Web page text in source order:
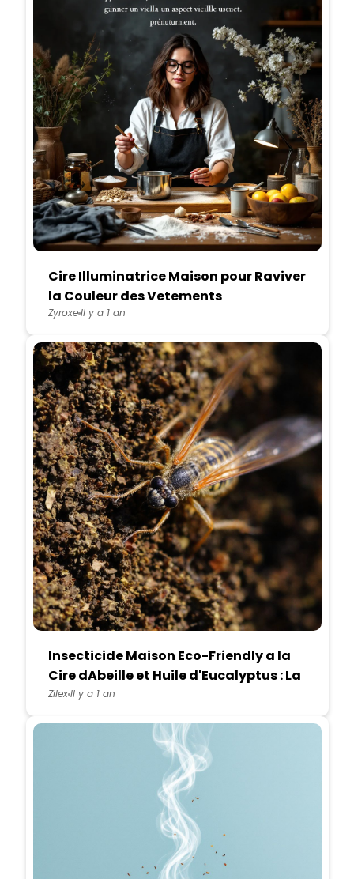
Cire Illuminatrice Maison pour Raviver
la Couleur des Vetements
ZyroxeIl y a 1 an
Insecticide Maison Eco-Friendly a la
Cire dAbeille et Huile d'Eucalyptus : La
Protection Durable
ZilexIl y a 1 an